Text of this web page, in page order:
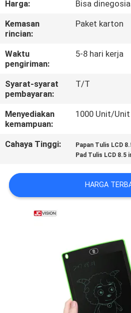
KUALITAS
HUBUNGI
KAMI
BERITA
SEMUA
KASUS
QUOTE
REQUEST
SUATU
KEBIJAKAN
Harga:
Bisa
Kemasan
rincian:
Paket karton
Waktu
pengiriman:
5-8 hari kerja
Syarat-syarat
pembayaran:
T/T
Menyediakan
kemampuan:
1000 Unit/Unit
Cahaya Tinggi: Papan Tulis LCD
Pad Tulis LCD 8.5
HARGA